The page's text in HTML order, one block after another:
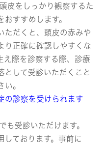
皮をしっかり観察するた
すすめします。
ただくと、頭皮の赤みや
り正確に確認しやすくな
え際を診察する際、診療
として受診いただくこと
い。
の診察を受けられます
受診いただけます。
しております。事前に